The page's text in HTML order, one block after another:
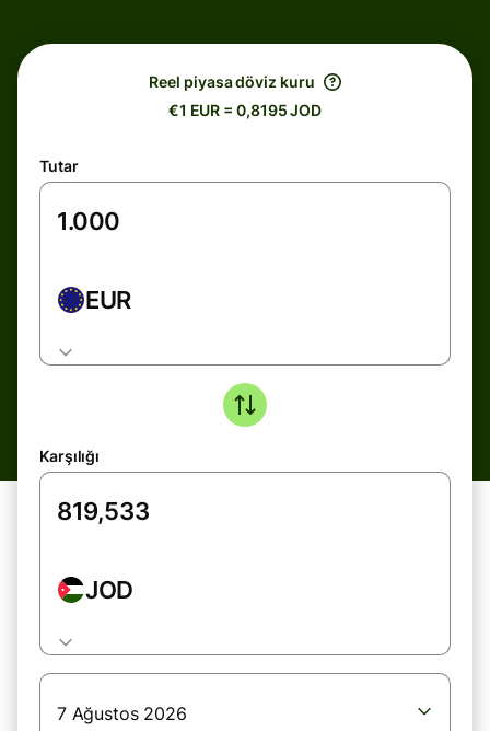
Reel piyasa döviz kuru
€1 EUR = 0,8195 JOD
Tutar
EUR
Karşılığı
JOD
7 Ağustos 2026